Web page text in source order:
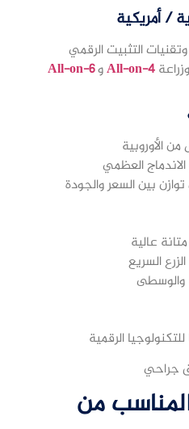
التثبيت الرقمي
All-on-4وAll-on-6
الأوروبية
العظمي
بين السعر والجودة
عالية
السريع
والوسطى
الرقمية
جراحي
من